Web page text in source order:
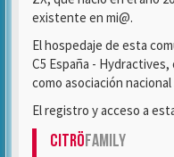
existente en mi@.
El hospedaje de esta
C5 España -
como asociación
El registro y acceso a
CitröFamily